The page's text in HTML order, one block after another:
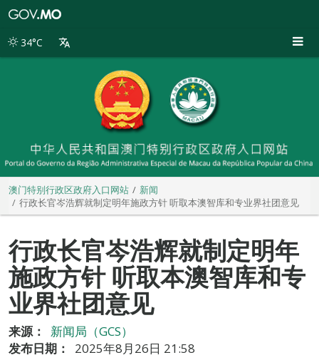
别
34°C
澳门特别行政区政府入口网站
新闻
行政长官岑浩辉就制定明年施政方针 听取本澳智库和专业界社团意见
行政长官岑浩辉就制定明年
施政方针 听取本澳智库和专
业界社团意见
来源：
新闻局（GCS）
发布日期：
2025年8月26日 21:58